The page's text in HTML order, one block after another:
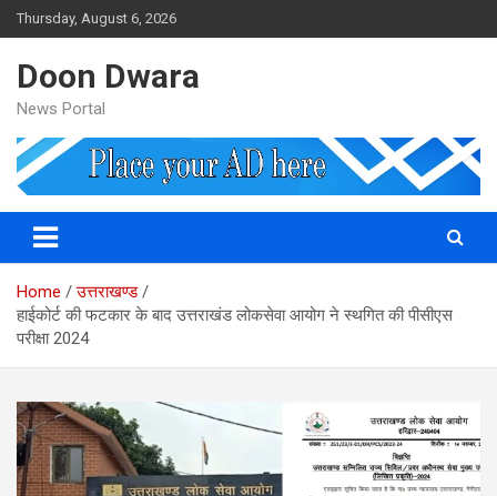
Skip
to
Thursday, August 6, 2026
Doon Dwara
News Portal
Home
उत्तराखण्ड
हाईकोर्ट की फटकार के बाद उत्तराखंड लोकसेवा आयोग ने स्थगित की पीसीएस
परीक्षा 2024